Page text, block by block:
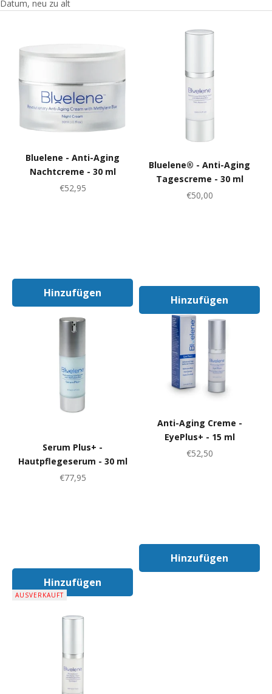
Datum, neu zu alt
Bluelene - Anti-Aging
Nachtcreme - 30 ml
Angebot
€52,95
In Den Warenkorb
Hinzufügen
Bluelene® - Anti-Aging
Tagescreme - 30 ml
Angebot
€50,00
In Den
Hinzufügen
Serum Plus+ -
Hautpflegeserum - 30 ml
Angebot
€77,95
In Den Warenkorb
Hinzufügen
Anti-Aging Creme -
EyePlus+ - 15 ml
Angebot
€52,50
In Den
Hinzufügen
AUSVERKAUFT